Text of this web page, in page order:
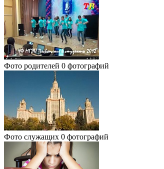
Фото родителей 0 фотографий
Фото служащих 0 фотографий